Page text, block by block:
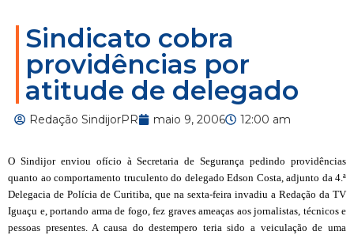
Sindicato cobra
providências por
atitude de delegado
Redação SindijorPR maio 9, 2006 12:00 am
O Sindijorenviou ofício à Secretaria de Segurança pedindo providências
quanto ao comportamento truculento do delegado Edson Costa, adjunto da 4.ª
Delegacia de Polícia de Curitiba, que na sexta-feira invadiu a Redação da TV
Iguaçu e, portando arma de fogo, fez graves ameaças aos jornalistas, técnicos e
pessoas presentes. A causa do destempero teria sido a veiculação de uma